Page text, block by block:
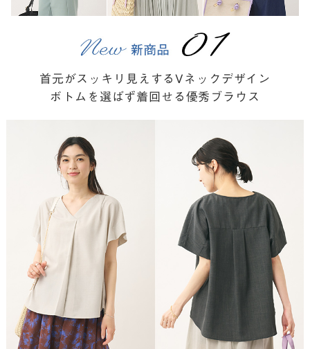
首元がスッキリ見えするVネックデザイン
ボトムを選ばず着回せる優秀ブラウス